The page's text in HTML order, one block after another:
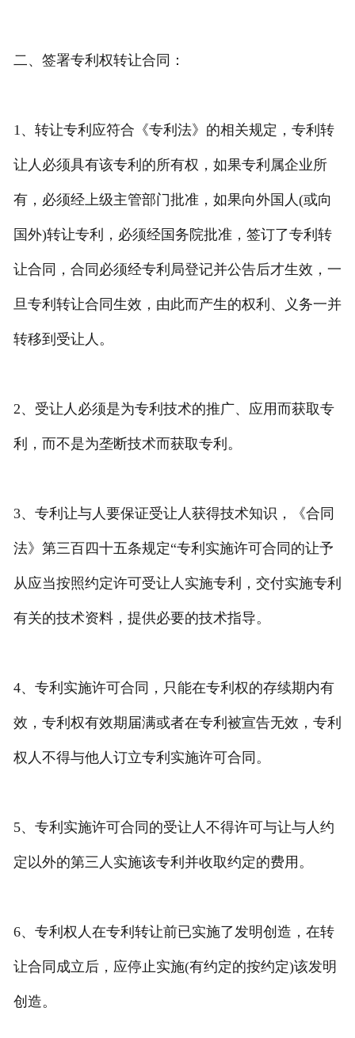
二、签署专利权转让合同：
1、转让专利应符合《专利法》的相关规定，专利转
让人必须具有该专利的所有权，如果专利属企业所
有，必须经上级主管部门批准，如果向外国人(或向
国外)转让专利，必须经国务院批准，签订了专利转
让合同，合同必须经专利局登记并公告后才生效，一
旦专利转让合同生效，由此而产生的权利、义务一并
转移到受让人。
2、受让人必须是为专利技术的推广、应用而获取专
利，而不是为垄断技术而获取专利。
3、专利让与人要保证受让人获得技术知识，《合同
法》第三百四十五条规定“专利实施许可合同的让予
从应当按照约定许可受让人实施专利，交付实施专利
有关的技术资料，提供必要的技术指导。
4、专利实施许可合同，只能在专利权的存续期内有
效，专利权有效期届满或者在专利被宣告无效，专利
权人不得与他人订立专利实施许可合同。
5、专利实施许可合同的受让人不得许可与让与人约
定以外的第三人实施该专利并收取约定的费用。
6、专利权人在专利转让前已实施了发明创造，在转
让合同成立后，应停止实施(有约定的按约定)该发明
创造。